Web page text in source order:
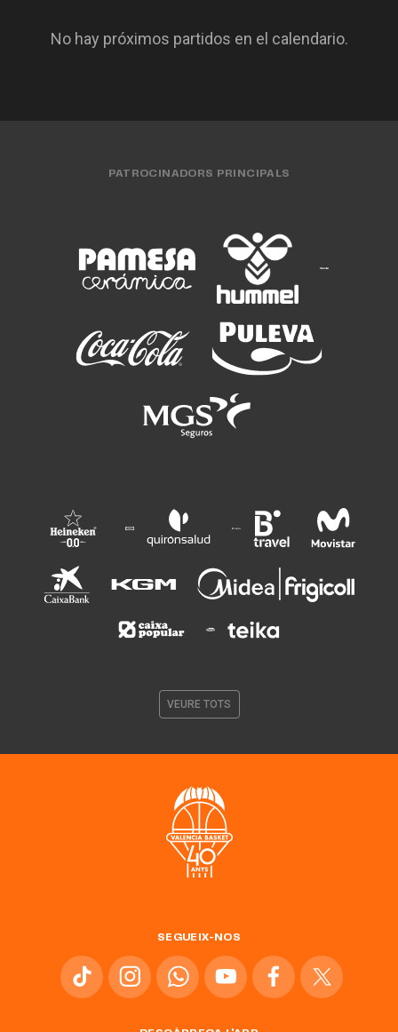
No hay próximos partidos en el calendario.
PATROCINADORS PRINCIPALS
VEURE TOTS
SEGUEIX-NOS